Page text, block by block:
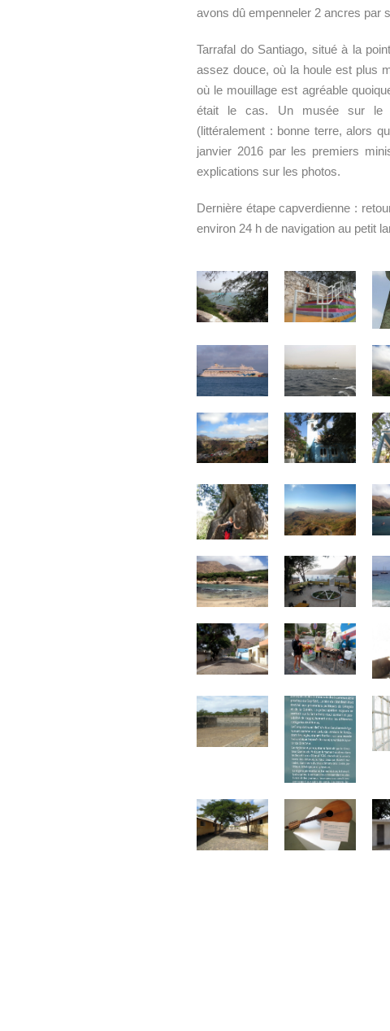
avons dû empenneler 2 ancres par
Tarrafal do Santiago, situé à la
assez douce, où la houle est plus
où le mouillage est agréable
était le cas. Un musée sur le
(littéralement : bonne terre, alors
janvier 2016 par les premiers
explications sur les photos.
Dernière étape capverdienne :
environ 24 h de navigation au petit